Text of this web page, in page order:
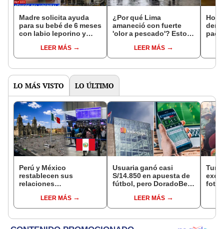
Madre solicita ayuda
para su bebé de 6 meses
con labio leporino y
LEER MÁS
¿Por qué Lima
amaneció con fuerte
'olor a pescado'? Esto
LEER MÁS
LO MÁS VISTO LO ÚLTIMO
Perú y México
restablecen sus
relaciones
anulan los visados?
LEER MÁS
Usuaria ganó casi
S/14.850 en apuesta de
fútbol, pero DoradoBet
Indecopi multó a la
empresa con más de S/
LEER MÁS